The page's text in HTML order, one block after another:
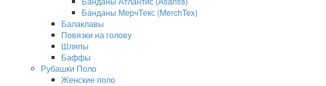
Банданы МерчТекс (MerchTex)
Балаклавы
Повязки на голову
Шляпы
Баффы
Рубашки Поло
Женские поло